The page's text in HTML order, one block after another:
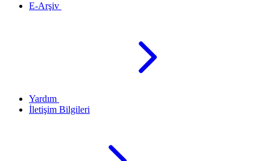
E-Arşiv
Yardım
İletişim Bilgileri